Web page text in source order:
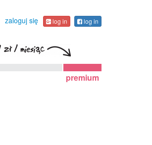
zaloguj się log in log in
premium